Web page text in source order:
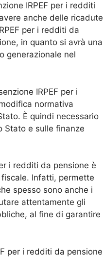
IRPEF per i redditi
anche delle ricadute
per i redditi da
in quanto si avrà una
generazionale nel
IRPEF per i
normativa
È quindi necessario
Stato e sulle finanze
i redditi da pensione è
Infatti, permette
spesso sono anche i
attentamente gli
al fine di garantire
per i redditi da pensione